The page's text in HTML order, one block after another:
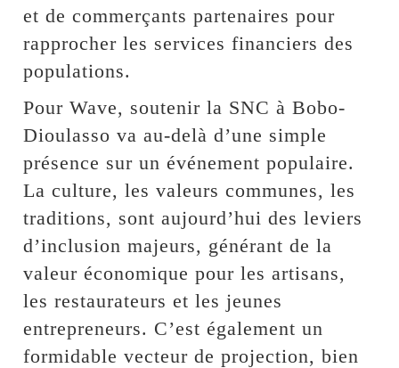
et de commerçants partenaires pour
rapprocher les services financiers des
populations.
Pour Wave, soutenir la SNC à Bobo-
Dioulasso va au-delà d’une simple
présence sur un événement populaire.
La culture, les valeurs communes, les
traditions, sont aujourd’hui des leviers
d’inclusion majeurs, générant de la
valeur économique pour les artisans,
les restaurateurs et les jeunes
entrepreneurs. C’est également un
formidable vecteur de projection, bien